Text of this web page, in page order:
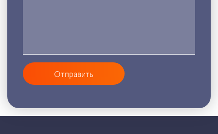
Отправить